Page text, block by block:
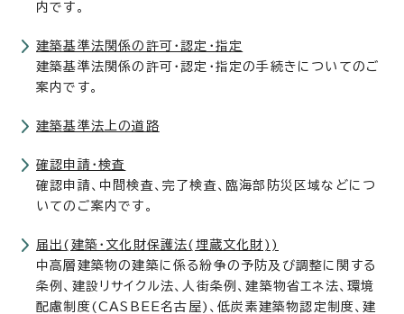
内です。
建築基準法関係の許可・認定・指定
建築基準法関係の許可・認定・指定の手続きについてのご
案内です。
建築基準法上の道路
確認申請・検査
確認申請、中間検査、完了検査、臨海部防災区域などにつ
いてのご案内です。
届出(建築・文化財保護法(埋蔵文化財))
中高層建築物の建築に係る紛争の予防及び調整に関する
条例、建設リサイクル法、人街条例、建築物省エネ法、環境
配慮制度(CASBEE名古屋)、低炭素建築物認定制度、建